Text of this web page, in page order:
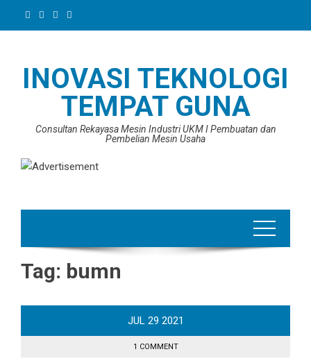
INOVASI TEKNOLOGI
TEMPAT GUNA
Consultan Rekayasa Mesin Industri UKM I Pembuatan dan
Pembelian Mesin Usaha
Tag: bumn
JUL 29 2021
1 COMMENT